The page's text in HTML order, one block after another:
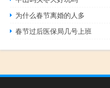
为什么春节离婚的人多
春节过后医保局几号上班